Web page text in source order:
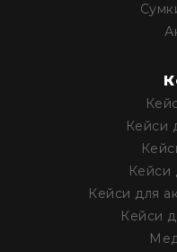
Кейси
Кейси
Кейси для
Кейси